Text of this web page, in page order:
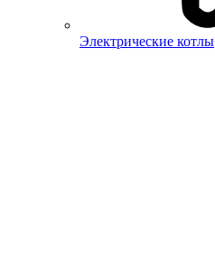
Электрические котлы